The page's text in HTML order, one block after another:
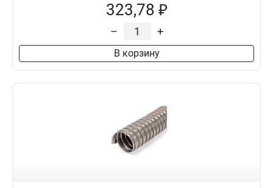
323,78 ₽
– +
В корзину